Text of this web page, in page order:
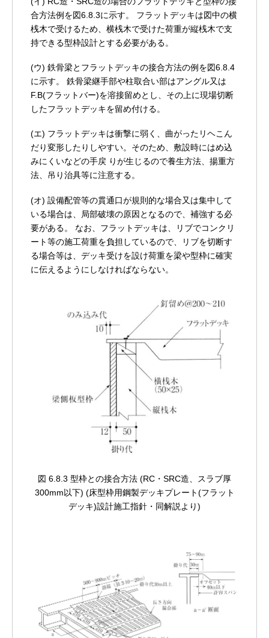
合方法例を図6.8.3に示す。
フラットデッキは図中の横
桟木で受けるため、横桟木で受けた荷重が縦桟木で支
持できる型枠設計とする必要がある。
(ウ) 鉄骨梁とフラットデッキの接合方法の例を図6.8.4
に示す。
鉄骨梁継手部や柱取合い部はアングル又は
F.B(フラットバー)を溶接留めとし、その上に現場切断
したフラットデッキを留め付ける。
(エ) フラットデッキは衝撃に弱く、曲がったリヘこん
だり変形したりしやすい。そのため、敷設時にはめ込
みにくいなどの手戻 りが生じるので養生方法、揚重方
法、吊り治具等に注意する。
(オ) 設備配管等の貫通口が規則的な場合又は集中して
いる場合は、局部破壊の原因となるので、補強する必
要がある。
なお、フラットデッキは、リブでコンクリ
ート等の施工荷重を負担しているので、リブを切断す
る場合等は、デッキ受けを設け荷重を梁や型枠に確実
に伝えるようにしなければならない。
図 6.8.3 型枠との接合方法 (RC・SRC造、スラブ厚
300mm以下) (床型枠用鋼製デッキプレート(フラット
デッキ)設計施工指針・同解説より)